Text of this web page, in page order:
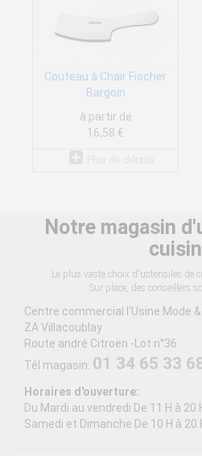
Couteau à Chair Fischer
Bargoin
à partir de
16,58 €
Notre magasin
Le plus vaste choix d'ustensiles de
Sur place, des conseillers
Centre commercial l'Usine Mode
ZA Villacoublay
Route andré Citroën -Lot n°36
Tél magasin: 01 34 65 33
Horaires d'ouverture:
Du Mardi au vendredi De 11 H à 20
Samedi et Dimanche De 10 H à 20